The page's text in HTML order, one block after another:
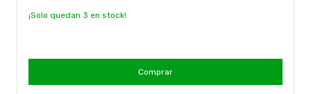
¡Solo quedan 3 en stock!
Comprar